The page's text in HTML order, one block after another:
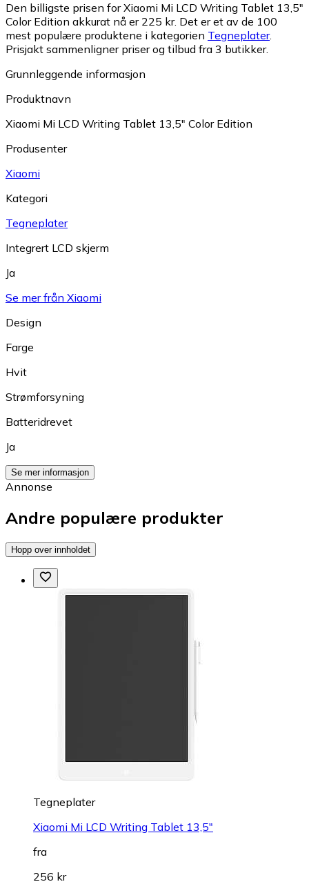
Den billigste prisen for Xiaomi Mi LCD Writing Tablet 13,5"
Color Edition akkurat nå er 225 kr. Det er et av de 100
mest populære produktene i kategorien Tegneplater.
Prisjakt sammenligner priser og tilbud fra 3 butikker.
Grunnleggende informasjon
Produktnavn
Xiaomi Mi LCD Writing Tablet 13,5" Color Edition
Produsenter
Xiaomi
Kategori
Tegneplater
Integrert LCD skjerm
Ja
Se mer från Xiaomi
Design
Farge
Hvit
Strømforsyning
Batteridrevet
Ja
Se mer informasjon
Annonse
Andre populære produkter
Hopp over innholdet
Tegneplater
Xiaomi Mi LCD Writing Tablet 13,5"
fra
256 kr